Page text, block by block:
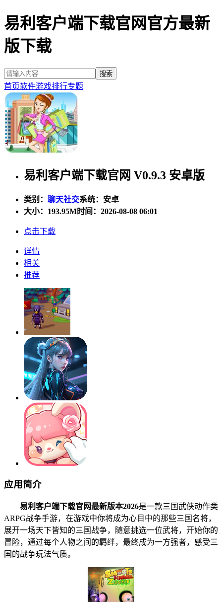
易利客户端下载官网官方最新
版下载
首页软件游戏排行专题
易利客户端下载官网 V0.9.3 安卓版
类别： 聊天社交系统：安卓
大小： 193.95M时间：2026-08-08 06:01
点击下载
详情
相关
推荐
应用简介
易利客户端下载官网最新版本2026是一款三国武侠动作类
ARPG战争手游，在游戏中你将成为心目中的那些三国名将，
展开一场天下皆知的三国战争，随意挑选一位武将，开始你的
冒险，通过每个人物之间的羁绊，最终成为一方强者，感受三
国的战争玩法气质。